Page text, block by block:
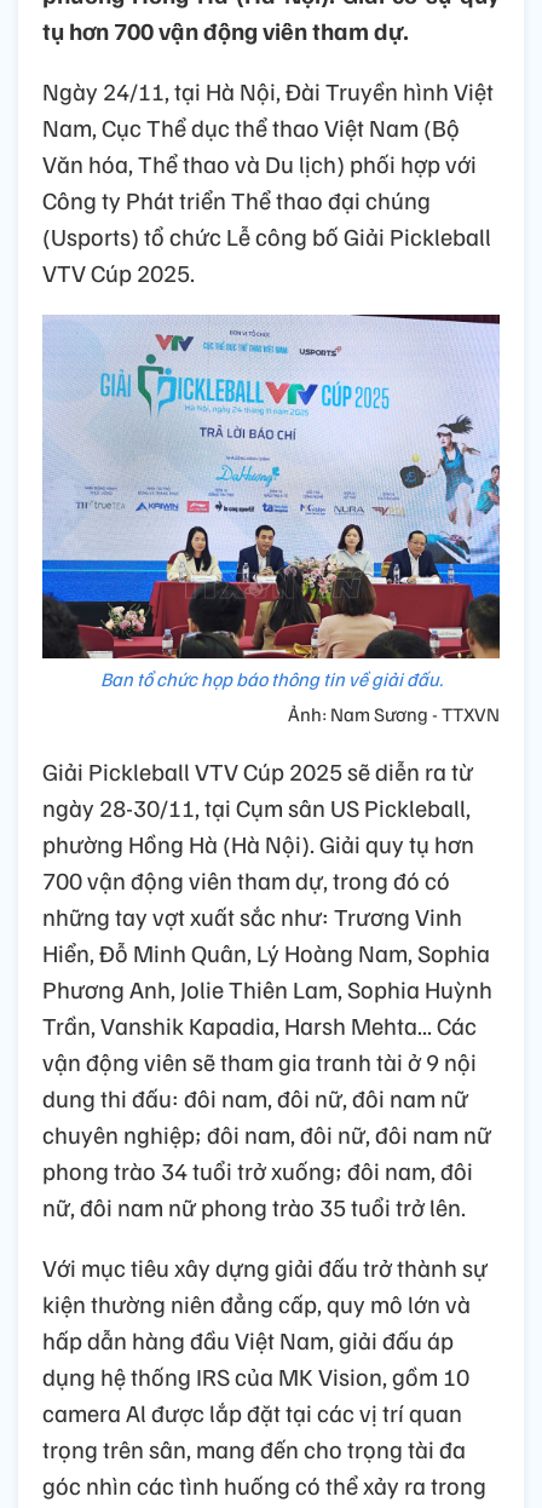
tụ hơn 700 vận động viên tham dự.
Ngày 24/11, tại Hà Nội, Đài Truyền hình Việt
Nam, Cục Thể dục thể thao Việt Nam (Bộ
Văn hóa, Thể thao và Du lịch) phối hợp với
Công ty Phát triển Thể thao đại chúng
(Usports) tổ chức Lễ công bố Giải Pickleball
VTV Cúp 2025.
Ban tổ chức họp báo thông tin về giải đấu.
Ảnh: Nam Sương - TTXVN
Giải Pickleball VTV Cúp 2025 sẽ diễn ra từ
ngày 28-30/11, tại Cụm sân US Pickleball,
phường Hồng Hà (Hà Nội). Giải quy tụ hơn
700 vận động viên tham dự, trong đó có
những tay vợt xuất sắc như: Trương Vinh
Hiển, Đỗ Minh Quân, Lý Hoàng Nam, Sophia
Phương Anh, Jolie Thiên Lam, Sophia Huỳnh
Trần, Vanshik Kapadia, Harsh Mehta... Các
vận động viên sẽ tham gia tranh tài ở 9 nội
dung thi đấu: đôi nam, đôi nữ, đôi nam nữ
chuyên nghiệp; đôi nam, đôi nữ, đôi nam nữ
phong trào 34 tuổi trở xuống; đôi nam, đôi
nữ, đôi nam nữ phong trào 35 tuổi trở lên.
Với mục tiêu xây dựng giải đấu trở thành sự
kiện thường niên đẳng cấp, quy mô lớn và
hấp dẫn hàng đầu Việt Nam, giải đấu áp
dụng hệ thống IRS của MK Vision, gồm 10
camera Al được lắp đặt tại các vị trí quan
trọng trên sân, mang đến cho trọng tài đa
góc nhìn các tình huống có thể xảy ra trong